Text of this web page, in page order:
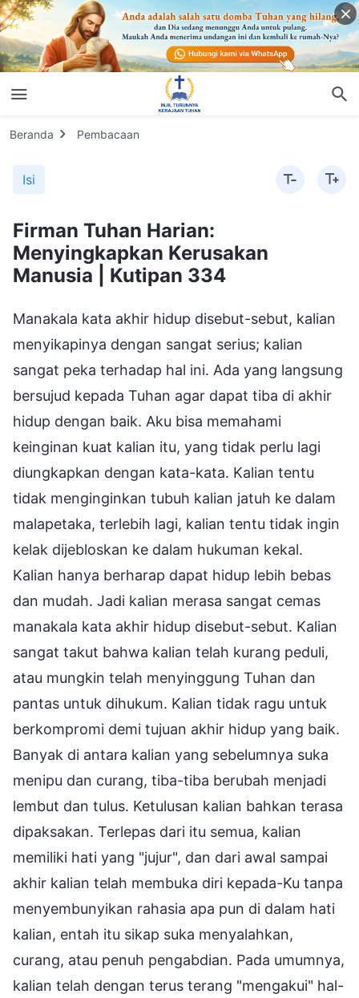
Beranda Pembacaan
Isi
Firman Tuhan Harian:
Menyingkapkan Kerusakan
Manusia | Kutipan 334
Manakala kata akhir hidup disebut-sebut, kalian
menyikapinya dengan sangat serius; kalian
sangat peka terhadap hal ini. Ada yang langsung
bersujud kepada Tuhan agar dapat tiba di akhir
hidup dengan baik. Aku bisa memahami
keinginan kuat kalian itu, yang tidak perlu lagi
diungkapkan dengan kata-kata. Kalian tentu
tidak menginginkan tubuh kalian jatuh ke dalam
malapetaka, terlebih lagi, kalian tentu tidak ingin
kelak dijebloskan ke dalam hukuman kekal.
Kalian hanya berharap dapat hidup lebih bebas
dan mudah. Jadi kalian merasa sangat cemas
manakala kata akhir hidup disebut-sebut. Kalian
sangat takut bahwa kalian telah kurang peduli,
atau mungkin telah menyinggung Tuhan dan
pantas untuk dihukum. Kalian tidak ragu untuk
berkompromi demi tujuan akhir hidup yang baik.
Banyak di antara kalian yang sebelumnya suka
menipu dan curang, tiba-tiba berubah menjadi
lembut dan tulus. Ketulusan kalian bahkan terasa
dipaksakan. Terlepas dari itu semua, kalian
memiliki hati yang "jujur", dan dari awal sampai
akhir kalian telah membuka diri kepada-Ku tanpa
menyembunyikan rahasia apa pun di dalam hati
kalian, entah itu sikap suka menyalahkan,
curang, atau penuh pengabdian. Pada umumnya,
kalian telah dengan terus terang "mengakui" hal-